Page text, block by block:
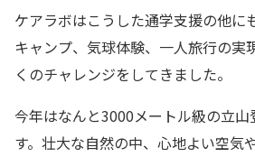
ケアラボはこうした通学支援の他に
キャンプ、気球体験、一人旅行の実
くのチャレンジをしてきました。
今年はなんと3000メートル級の立山
す。壮大な自然の中、心地よい空気